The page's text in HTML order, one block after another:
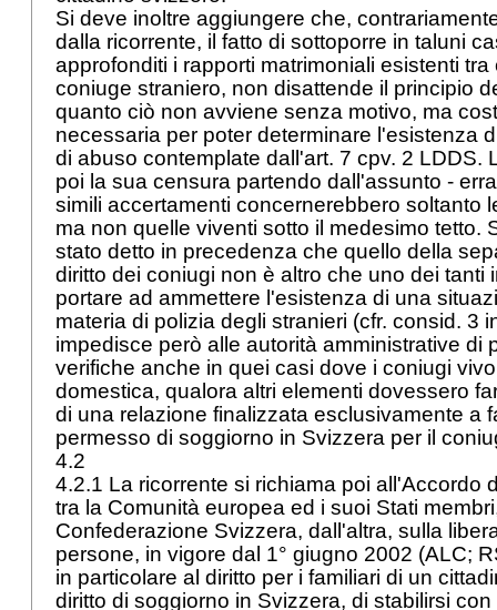
Si deve inoltre aggiungere che,
dalla ricorrente, il fatto di sottoporre in taluni
approfonditi i rapporti matrimoniali esistenti
coniuge straniero, non disattende il principio
quanto ciò non avviene senza motivo, ma
necessaria per poter determinare l'esistenza
di abuso contemplate dall'art. 7 cpv. 2 LDDS.
poi la sua censura partendo dall'assunto -
simili accertamenti concernerebbero soltanto
ma non quelle viventi sotto il medesimo tetto.
stato detto in precedenza che quello della
diritto dei coniugi non è altro che uno dei tanti
portare ad ammettere l'esistenza di una
materia di polizia degli stranieri (cfr. consid. 3
impedisce però alle autorità amministrative di
verifiche anche in quei casi dove i coniugi
domestica, qualora altri elementi dovessero
di una relazione finalizzata esclusivamente a
permesso di soggiorno in Svizzera per il
4.2
4.2.1 La ricorrente si richiama poi all'Accordo
tra la Comunità europea ed i suoi Stati
Confederazione Svizzera, dall'altra, sulla
persone, in vigore dal 1° giugno 2002 (ALC;
in particolare al diritto per i familiari di un
diritto di soggiorno in Svizzera, di stabilirsi